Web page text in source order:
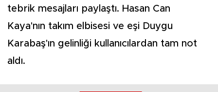
tebrik mesajları paylaştı. Hasan Can
Kaya'nın takım elbisesi ve eşi Duygu
Karabaş'ın gelinliği kullanıcılardan tam not
aldı.